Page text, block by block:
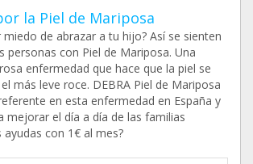
la Piel de Mariposa
de abrazar a tu hijo? Así se sienten
personas con Piel de Mariposa. Una
enfermedad que hace que la piel se
más leve roce. DEBRA Piel de Mariposa
en esta enfermedad en España y
mejorar el día a día de las familias
ayudas con 1€ al mes?